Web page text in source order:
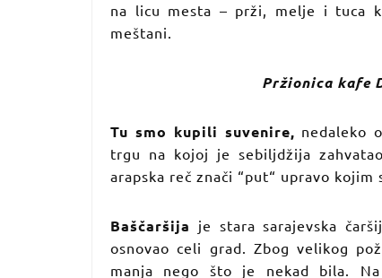
na licu mesta – prži, melje i tuca
meštani.
Pržionica kafe
Tu smo kupili suvenire, nedaleko
trgu na kojoj je sebiljdžija
arapska reč znači “put“ upravo
Baščaršija je stara sarajevska
osnovao celi grad. Zbog velikog
manja nego što je nekad bila.